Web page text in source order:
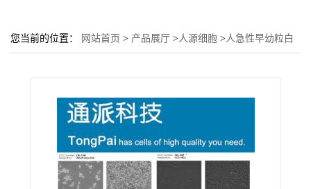
您当前的位置： 网站首页 > 产品展厅 >人源细胞 >人急性早幼粒白